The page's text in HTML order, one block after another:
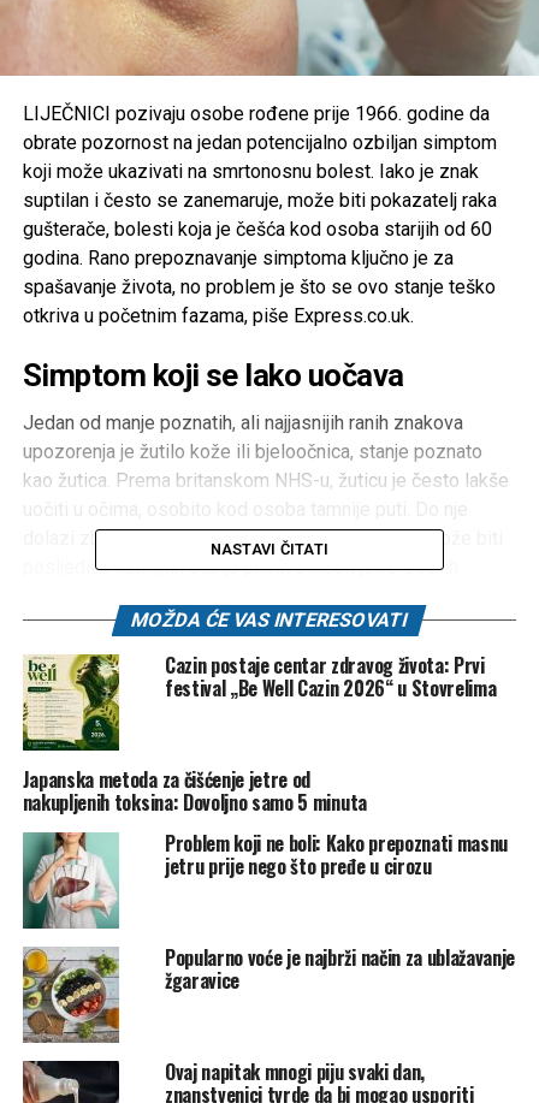
LIJEČNICI pozivaju osobe rođene prije 1966. godine da
obrate pozornost na jedan potencijalno ozbiljan simptom
koji može ukazivati na smrtonosnu bolest. Iako je znak
suptilan i često se zanemaruje, može biti pokazatelj raka
gušterače, bolesti koja je češća kod osoba starijih od 60
godina. Rano prepoznavanje simptoma ključno je za
spašavanje života, no problem je što se ovo stanje teško
otkriva u početnim fazama, piše Express.co.uk.
Simptom koji se lako uočava
Jedan od manje poznatih, ali najjasnijih ranih znakova
upozorenja je žutilo kože ili bjeloočnica, stanje poznato
kao žutica. Prema britanskom NHS-u, žuticu je često lakše
dolazi zbog nakupljanja tvari zvane bilirubin, što može biti
posljedica ozbiljnih stanja poput bolesti jetre, žučnih
Zašto se rak gušterače otkriva kasno
Problem s ovom bolešću je što su rani znakovi upozorenja
često nejasni, zbog čega se mnogi slučajevi
Maula, liječnica opće prakse, objasnila je da rak gušterače
može lako proći nezapaženo u svojim ranim fazama.
“Rak gušterače često se dijagnosticira kasno jer simptomi
mogu biti nejasni ili nespecifični. Zato je iznimno važno
razumjeti čimbenike životnog stila koji su povezani s
rizikom. Male, ali dosljedne navike s vremenom mogu
imati značajan utjecaj”, rekla je dr. Maula, ukazujući na
faktore rizika poput pušenja, konzumacije alkohola i
prehrane.
NASTAVI ČITATI
MOŽDA ĆE VAS INTERESOVATI
Cazin postaje centar zdravog života: Prvi
festival „Be Well Cazin 2026“ u Stovrelima
Japanska metoda za čišćenje jetre od
nakupljenih toksina: Dovoljno samo 5 minuta
Problem koji ne boli: Kako prepoznati masnu
jetru prije nego što pređe u cirozu
Popularno voće je najbrži način za ublažavanje
žgaravice
Ovaj napitak mnogi piju svaki dan,
znanstvenici tvrde da bi mogao usporiti